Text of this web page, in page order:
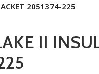
2051374-225
II